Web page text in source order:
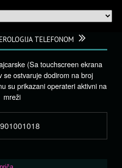
TELEFONOM
(Sa touchscreen ekrana
se ostvaruje dodirom na broj
su prikazani operateri aktivni na
mreži